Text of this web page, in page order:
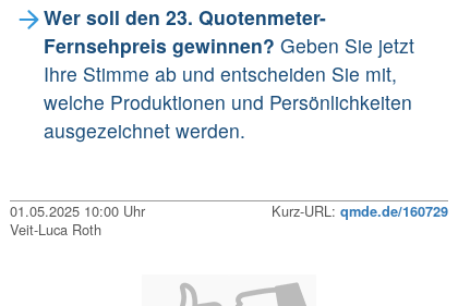
Wer soll den 23. Quotenmeter-
Fernsehpreis gewinnen? Geben Sie jetzt
Ihre Stimme ab und entscheiden Sie mit,
welche Produktionen und Persönlichkeiten
ausgezeichnet werden.
01.05.2025 10:00 Uhr Kurz-URL: qmde.de/160729
Veit-Luca Roth